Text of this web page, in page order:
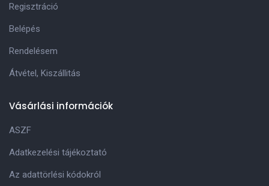
Regisztráció
Belépés
Rendelésem
Átvétel, Kiszállitás
Vásárlási információk
ASZF
Adatkezelési tájékoztató
Az adattörlési kódokról